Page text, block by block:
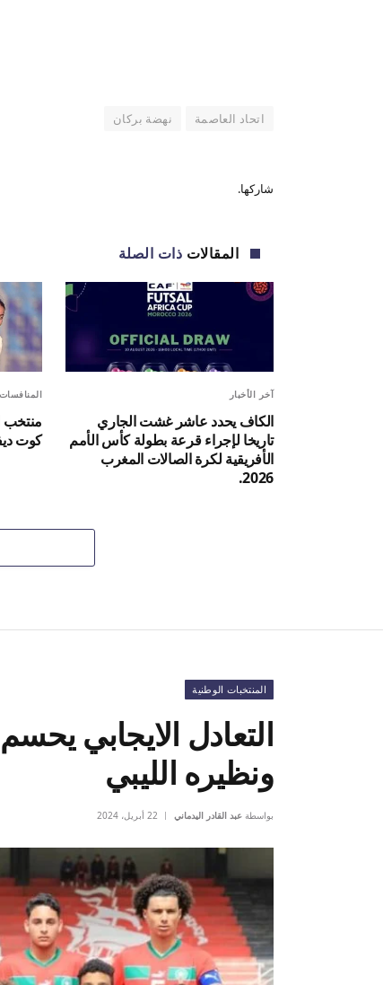
اتحاد العاصمة نهضة بركان
شاركها.
المقالات ذات الصلة
آخر الأخبار
الكاف يحدد عاشر غشت الجاري
تاريخا لإجراء قرعة بطولة كأس الأمم
الأفريقية لكرة الصالات المغرب
2026.
منتخب
كوت
المنتخبات الوطنية
التعادل الايجابي
ونظيره الليبي
بواسطة عبد القادر اليدماني 22 أبريل، 2024